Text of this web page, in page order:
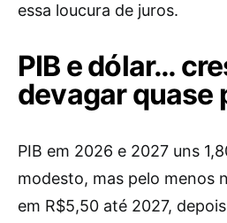
essa loucura de juros.
PIB e dólar…
devagar quase
PIB em 2026 e 2027 uns
modesto, mas pelo menos
em R$5,50 até 2027,